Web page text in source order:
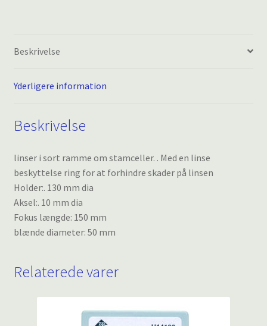
Beskrivelse
Yderligere information
Beskrivelse
linser i sort ramme om stamceller. . Med en linse
beskyttelse ring for at forhindre skader på linsen
Holder:. 130 mm dia
Aksel:. 10 mm dia
Fokus længde: 150 mm
blænde diameter: 50 mm
Relaterede varer